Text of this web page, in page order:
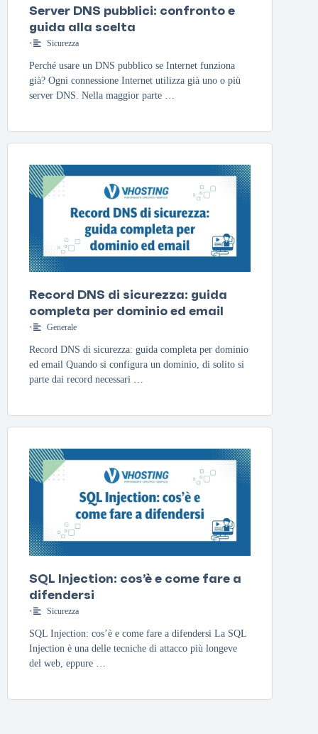
Server DNS pubblici: confronto e
guida alla scelta
• Sicurezza
Perché usare un DNS pubblico se Internet funziona
già? Ogni connessione Internet utilizza già uno o più
server DNS. Nella maggior parte …
Record DNS di sicurezza: guida
completa per dominio ed email
• Generale
Record DNS di sicurezza: guida completa per dominio
ed email Quando si configura un dominio, di solito si
parte dai record necessari …
SQL Injection: cos’è e come fare a
difendersi
• Sicurezza
SQL Injection: cos’è e come fare a difendersi La SQL
Injection è una delle tecniche di attacco più longeve
del web, eppure …